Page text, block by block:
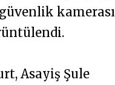
kamerası
Asayiş Şule